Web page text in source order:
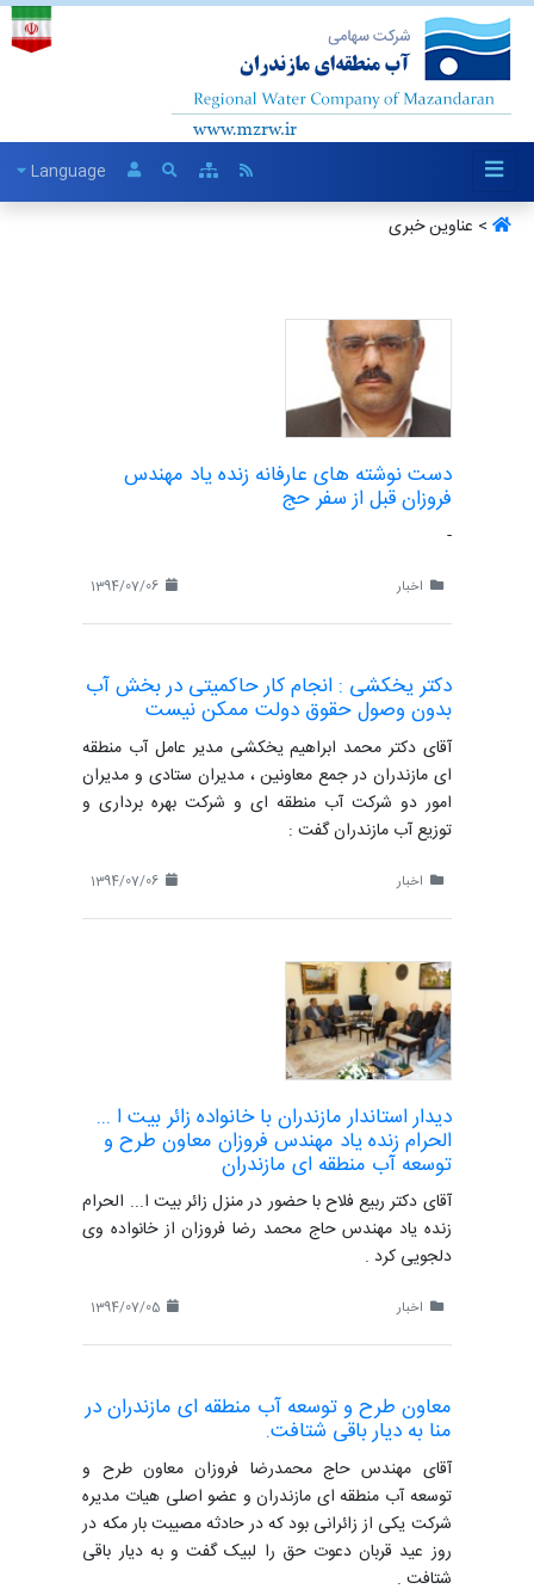
Language
> عناوین خبری
دست نوشته های عارفانه زنده یاد مهندس
فروزان قبل از سفر حج
-
اخبار
دکتر یخکشی : انجام کار حاکمیتی در بخش آب
بدون وصول حقوق دولت ممکن نیست
آقای دکتر محمد ابراهیم یخکشی مدیر عامل آب منطقه
ای مازندران در جمع معاونین ، مدیران ستادی و مدیران
امور دو شرکت آب منطقه ای و شرکت بهره برداری و
توزیع آب مازندران گفت :
اخبار
دیدار استاندار مازندران با خانواده زائر بیت ا ...
الحرام زنده یاد مهندس فروزان معاون طرح و
توسعه آب منطقه ای مازندران
آقای دکتر ربیع فلاح با حضور در منزل زائر بیت ا... الحرام
زنده یاد مهندس حاج محمد رضا فروزان از خانواده وی
دلجویی کرد .
اخبار
معاون طرح و توسعه آب منطقه ای مازندران در
منا به دیار باقی شتافت.
آقای مهندس حاج محمدرضا فروزان معاون طرح و
توسعه آب منطقه ای مازندران و عضو اصلی هیات مدیره
شرکت یکی از زائرانی بود که در حادثه مصیبت بار مکه در
روز عید قربان دعوت حق را لبیک گفت و به دیار باقی
شتافت .